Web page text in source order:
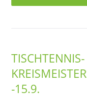
TISCHTENNIS-
-15.9.